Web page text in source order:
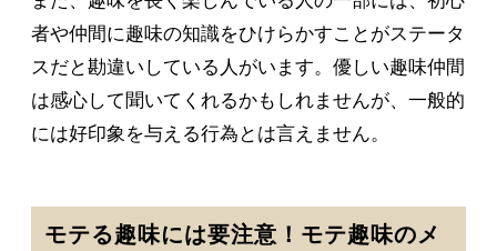
者や仲間に趣味の知識をひけらかすことがステータ
スだと勘違いしている人がいます。優しい趣味仲間
は感心して聞いてくれるかもしれませんが、一般的
には好印象を与える行為とは言えません。
モテる趣味には要注意！モテ趣味のメ